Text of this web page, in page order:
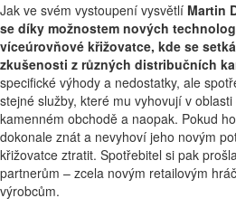
Jak ve svém vystoupení vysvětlí Martin
se díky možnostem nových
víceúrovňové křižovatce, kde se
zkušenosti z různých distribučních
specifické výhody a nedostatky, ale
stejné služby, které mu vyhovují v
kamenném obchodě a naopak. Pokud
dokonale znát a nevyhoví jeho novým
křižovatce ztratit. Spotřebitel si pak
partnerům – zcela novým retailovým
výrobcům.